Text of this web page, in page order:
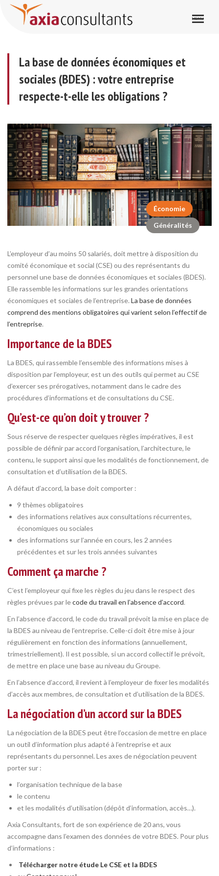
La base de données économiques et
sociales (BDES) : votre entreprise
respecte-t-elle les obligations ?
Économie
Généralités
L’employeur d’au moins 50 salariés, doit mettre à disposition du
comité économique et social (CSE) ou des représentants du
personnel une base de données économiques et sociales (BDES).
Elle rassemble les informations sur les grandes orientations
économiques et sociales de l’entreprise. La base de données
comprend des mentions obligatoires qui varient selon l’effectif de
l’entreprise.
Importance de la BDES
La BDES, qui rassemble l’ensemble des informations mises à
disposition par l’employeur, est un des outils qui permet au CSE
d’exercer ses prérogatives, notamment dans le cadre des
procédures d’informations et de consultations du CSE.
Qu’est-ce qu’on doit y trouver ?
Sous réserve de respecter quelques règles impératives, il est
possible de définir par accord l’organisation, l’architecture, le
contenu, le support ainsi que les modalités de fonctionnement, de
consultation et d’utilisation de la BDES.
A défaut d’accord, la base doit comporter :
9 thèmes obligatoires
des informations relatives aux consultations récurrentes,
économiques ou sociales
des informations sur l’année en cours, les 2 années
précédentes et sur les trois années suivantes
Comment ça marche ?
C’est l’employeur qui fixe les règles du jeu dans le respect des
règles prévues par lecode du travail en l’absence d’accord.
En l’absence d’accord, le code du travail prévoit la mise en place de
la BDES au niveau de l’entreprise. Celle-ci doit être mise à jour
régulièrement en fonction des informations (annuellement,
trimestriellement). Il est possible, si un accord collectif le prévoit,
de mettre en place une base au niveau du Groupe.
En l’absence d’accord, il revient à l’employeur de fixer les modalités
d’accès aux membres, de consultation et d’utilisation de la BDES.
La négociation d’un accord sur la BDES
La négociation de la BDES peut être l’occasion de mettre en place
un outil d’information plus adapté à l’entreprise et aux
représentants du personnel. Les axes de négociation peuvent
porter sur :
l’organisation technique de la base
le contenu
et les modalités d’utilisation (dépôt d’information, accès…).
Axia Consultants, fort de son expérience de 20 ans, vous
accompagne dans l’examen des données de votre BDES. Pour plus
d’informations :
Télécharger notre étude Le CSE et la BDES